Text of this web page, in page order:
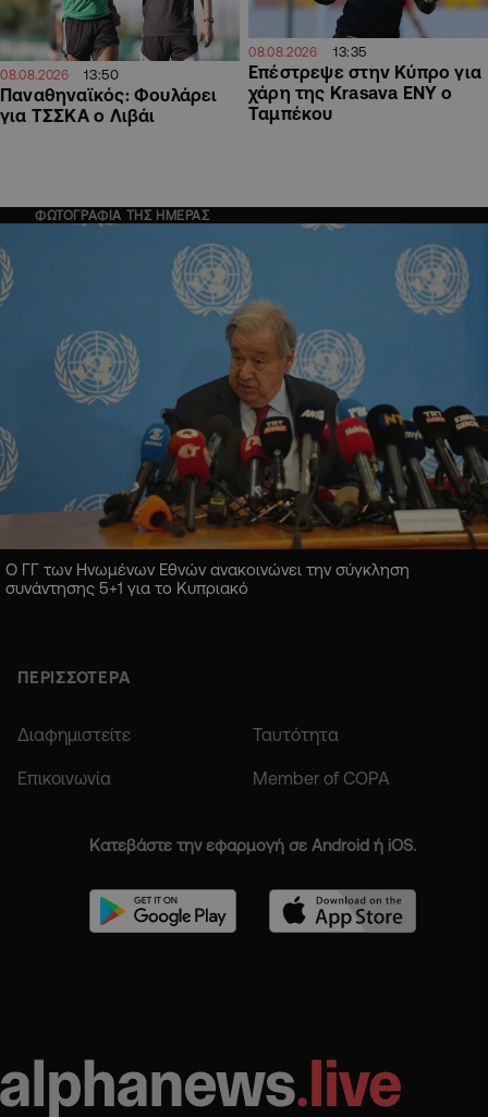
08.08.2026 13:50
Παναθηναϊκός: Φουλάρει
για ΤΣΣΚΑ ο Λιβάι
08.08.2026 13:35
Επέστρεψε στην Κύπρο για
χάρη της Krasava ΕΝΥ ο
Ταμπέκου
ΦΩΤΟΓΡΑΦΙΑ ΤΗΣ ΗΜΕΡΑΣ
Ο ΓΓ των Ηνωμένων Εθνών ανακοινώνει την σύγκληση
συνάντησης 5+1 για το Κυπριακό
ΠΕΡΙΣΣΟΤΕΡΑ
Διαφημιστείτε Ταυτότητα
Επικοινωνία Member of COPA
Κατεβάστε την εφαρμογή σε Android ή iOS.